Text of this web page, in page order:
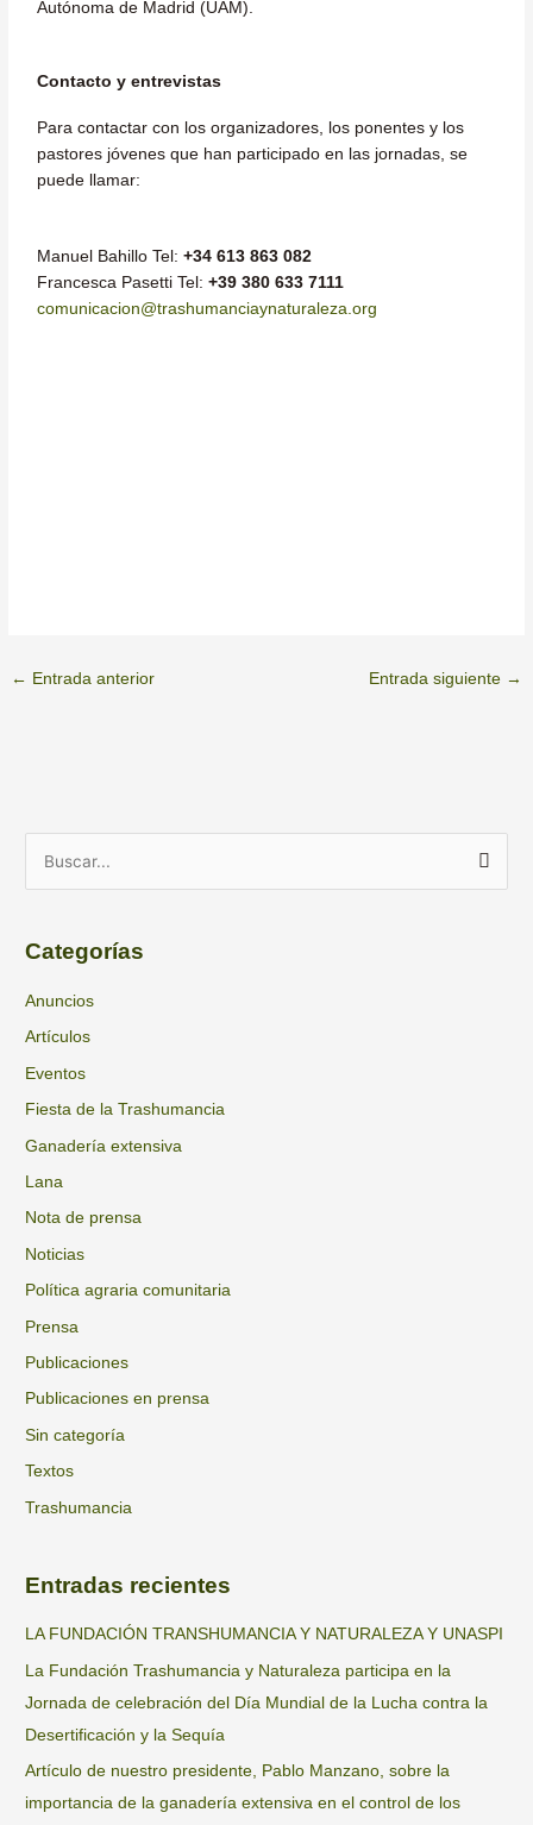
Autónoma de Madrid (UAM).
Contacto y entrevistas
Para contactar con los organizadores, los ponentes y los
pastores jóvenes que han participado en las jornadas, se
puede llamar:
Manuel Bahillo Tel: +34 613 863 082
Francesca Pasetti Tel:+39 380 633 7111
comunicacion@trashumanciaynaturaleza.org
← Entrada anterior Entrada siguiente →
c
a
r
:
Categorías
Anuncios
Artículos
Eventos
Fiesta de la Trashumancia
Ganadería extensiva
Lana
Nota de prensa
Noticias
Política agraria comunitaria
Prensa
Publicaciones
Publicaciones en prensa
Sin categoría
Textos
Trashumancia
Entradas recientes
LA FUNDACIÓN TRANSHUMANCIA Y NATURALEZA Y UNASPI
La Fundación Trashumancia y Naturaleza participa en la
Jornada de celebración del Día Mundial de la Lucha contra la
Desertificación y la Sequía
Artículo de nuestro presidente, Pablo Manzano, sobre la
importancia de la ganadería extensiva en el control de los
h
v
o
s